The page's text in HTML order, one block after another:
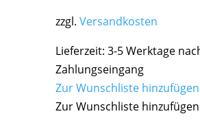
zzgl. Versandkosten
Lieferzeit: 3-5 Werktage
Zahlungseingang
Zur Wunschliste hinzufügen
Zur Wunschliste hinzufügen